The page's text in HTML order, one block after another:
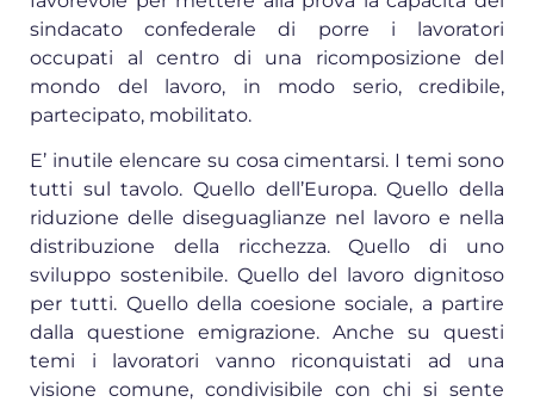
sindacato confederale di porre i lavoratori
occupati al centro di una ricomposizione del
mondo del lavoro, in modo serio, credibile,
partecipato, mobilitato.
E’ inutile elencare su cosa cimentarsi. I temi sono
tutti sul tavolo. Quello dell’Europa. Quello della
riduzione delle diseguaglianze nel lavoro e nella
distribuzione della ricchezza. Quello di uno
sviluppo sostenibile. Quello del lavoro dignitoso
per tutti. Quello della coesione sociale, a partire
dalla questione emigrazione. Anche su questi
temi i lavoratori vanno riconquistati ad una
visione comune, condivisibile con chi si sente